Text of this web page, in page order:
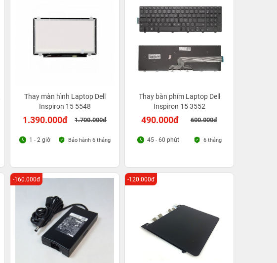
Thay màn hình Laptop Dell
Inspiron 15 5548
1.390.000đ 1.700.000đ
1 - 2 giờ Bảo hành 6 tháng
Thay bàn phím Laptop Dell
Inspiron 15 3552
490.000đ 600.000đ
45 - 60 phút 6 tháng
-160.000đ -120.000đ